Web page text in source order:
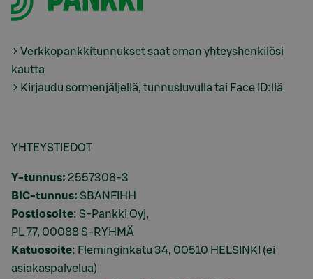
Verkkopankkitunnukset saat oman yhteyshenkilösi
kautta
Kirjaudu sormenjäljellä, tunnusluvulla tai Face ID:llä
YHTEYSTIEDOT
Y-tunnus: 2557308-3
BIC-tunnus: SBANFIHH
Postiosoite: S-Pankki Oyj,
PL 77, 00088 S-RYHMÄ
Katuosoite: Fleminginkatu 34, 00510 HELSINKI (ei
asiakaspalvelua)